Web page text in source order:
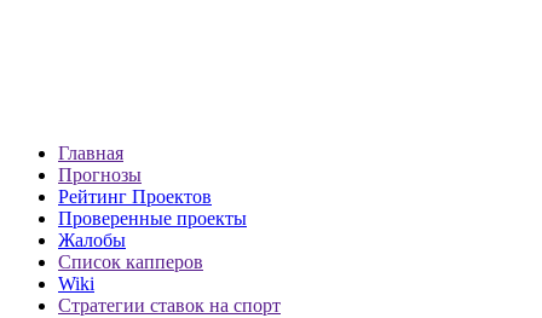
Главная
Прогнозы
Рейтинг Проектов
Проверенные проекты
Жалобы
Список капперов
Wiki
Стратегии ставок на спорт